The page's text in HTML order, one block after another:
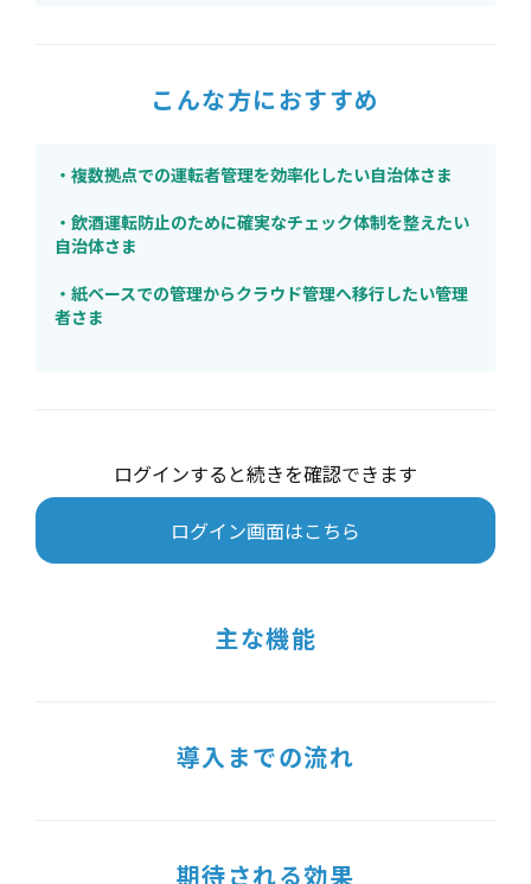
こんな方におすすめ
・複数拠点での運転者管理を効率化したい自治体さま
・飲酒運転防止のために確実なチェック体制を整えたい
自治体さま
・紙ベースでの管理からクラウド管理へ移行したい管理
者さま
ログインすると続きを確認できます
ログイン画面はこちら
主な機能
導入までの流れ
期待される効果